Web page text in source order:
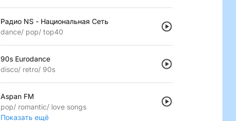
Радио NS - Национальная Сеть
dance pop top40
90s Eurodance
disco retro 90s
Aspan FM
pop
romantic
love songs
Показать ещё